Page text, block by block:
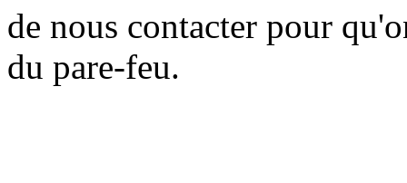
de nous contacter pour
du pare-feu.